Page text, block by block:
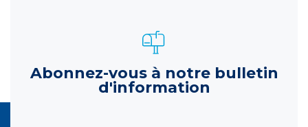
Abonnez-vous à notre bulletin
d'information